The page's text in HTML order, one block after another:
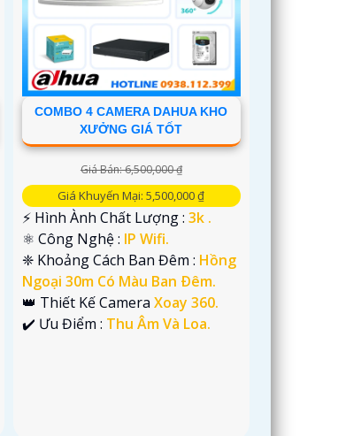
COMBO 4 CAMERA DAHUA KHO
XƯỞNG GIÁ TỐT
Giá Bán: 6,500,000 ₫
Giá Khuyến Mại: 5,500,000 ₫
️⚡ Hình Ành Chất Lượng :3k .
⚛️ Công Nghệ : IP Wifi.
❈ Khoảng Cách Ban Đêm : Hồng
Ngoại 30m Có Màu Ban Ðêm.
👑 Thiết Kế CameraXoay 360.
️✔️ Ưu Điểm : Thu Âm Và Loa.